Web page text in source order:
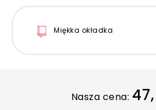
Miękka okładka
Nasza cena: